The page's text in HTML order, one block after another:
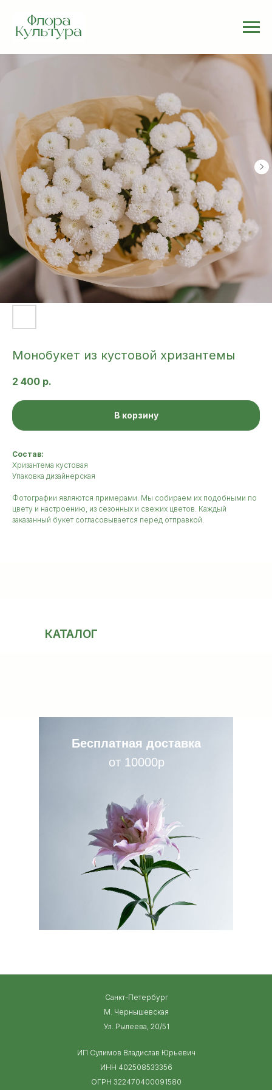
Монобукет из кустовой хризантемы
2 400 р.
В корзину
Состав:
Хризантема кустовая
Упаковка дизайнерская
Фотографии являются примерами. Мы собираем их подобными по
цвету и настроению, из сезонных и свежих цветов. Каждый
заказанный букет согласовывается перед отправкой.
КАТАЛОГ
от 10000р
Бесплатная доставка
ИП Сулимов Владислав Юрьевич
ИНН 402508533356
ОГРН 322470400091580
Санкт-Петербург
М. Чернышевская
Ул. Рылеева, 20/51